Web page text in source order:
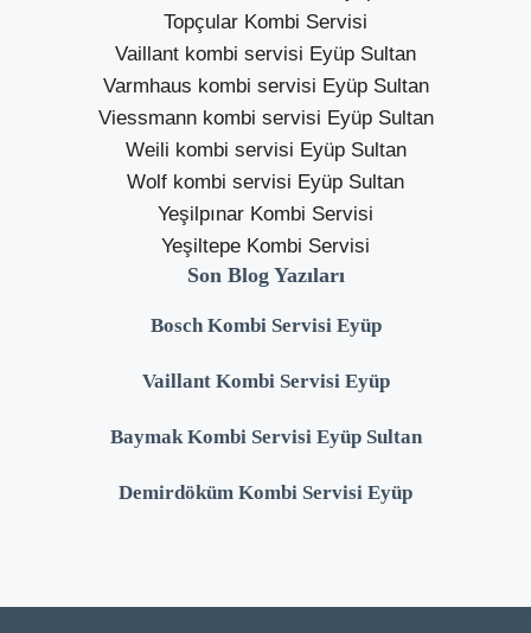
Topçular Kombi Servisi
Vaillant kombi servisi Eyüp Sultan
Varmhaus kombi servisi Eyüp Sultan
Viessmann kombi servisi Eyüp Sultan
Weili kombi servisi Eyüp Sultan
Wolf kombi servisi Eyüp Sultan
Yeşilpınar Kombi Servisi
Yeşiltepe Kombi Servisi
Son Blog Yazıları
Bosch Kombi Servisi Eyüp
Vaillant Kombi Servisi Eyüp
Baymak Kombi Servisi Eyüp Sultan
Demirdöküm Kombi Servisi Eyüp